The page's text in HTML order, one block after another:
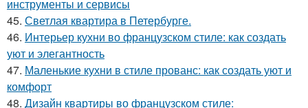
инструменты и сервисы
45. Светлая квартира в Петербурге.
46. Интерьер кухни во французском стиле: как создать
уют и элегантность
47. Маленькие кухни в стиле прованс: как создать уют и
комфорт
48. Дизайн квартиры во французском стиле: